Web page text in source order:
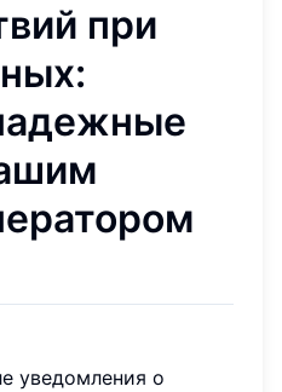
при
уведомления о